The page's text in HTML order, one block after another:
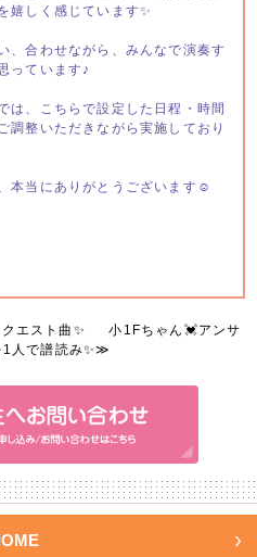
嬉しく感じています✨
、合わせながら、みんなで演奏す
っています♪
は、こちらで設定した日程・時間
調整いただきながら実施しており
本当にありがとうございます☺️
エスト曲✨
小1Fちゃん💓アンサ
人で譜読み✨≫